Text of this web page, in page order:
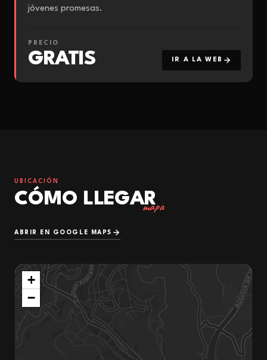
jóvenes promesas.
PRECIO
GRATIS IR A LA WEB
UBICACIÓN
CÓMO LLEGAR
mapa
ABRIR EN GOOGLE MAPS
+
−